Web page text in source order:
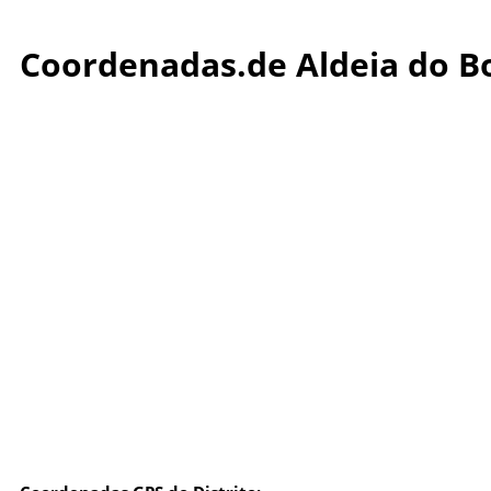
Coordenadas.de Aldeia do